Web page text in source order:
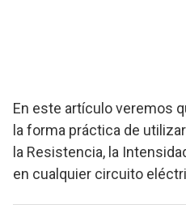
En este artículo veremos
la forma práctica de
la Resistencia, la
en cualquier circuito